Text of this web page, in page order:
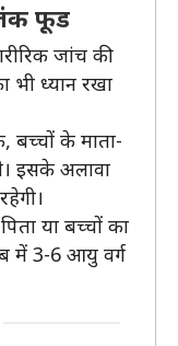
फूड
जांच की
ध्यान रखा
बच्चों के माता-
इसके अलावा
या बच्चों का
में 3-6 आयु वर्ग